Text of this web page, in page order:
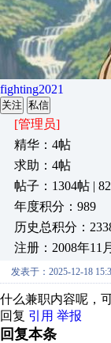
fighting2021
关注 私信
[管理员]
精华：4帖
求助：4帖
帖子：1304帖 |
年度积分：989
历史总积分：
注册：2008年11
发表于：2025-12-18
什么兼职内容呢，
回复 引用 举报
回复本条